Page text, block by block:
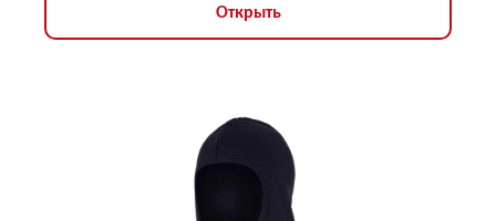
Открыть